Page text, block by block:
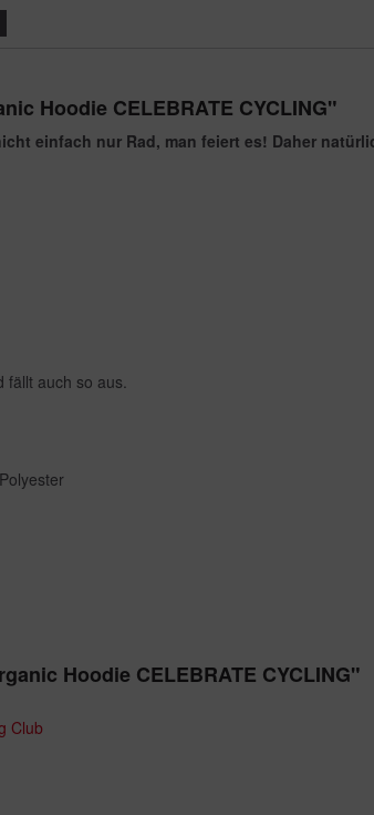
Hoodie CELEBRATE CYCLING"
einfach nur Rad, man feiert es! Daher
fällt auch so aus.
Hoodie CELEBRATE CYCLING"
Club